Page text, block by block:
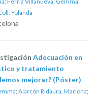
Yolanda
Adecuación en
y tratamiento
mejorar? (Póster)
; Alarcón Ridaura, Mariona;